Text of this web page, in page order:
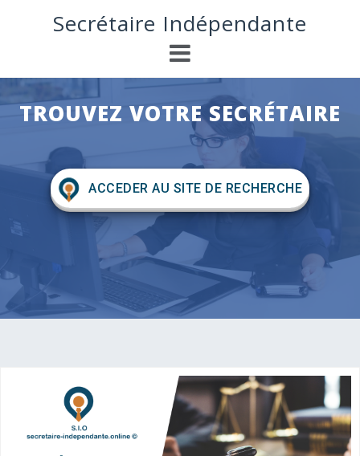
t
t
Secrétaire Indépendante
TROUVEZ VOTRE SECRÉTAIRE
ACCEDER AU SITE DE RECHERCHE